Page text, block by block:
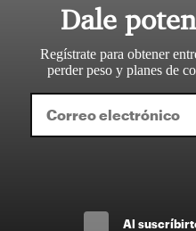
Dale
Regístrate para obtener
perder peso y planes de
Al